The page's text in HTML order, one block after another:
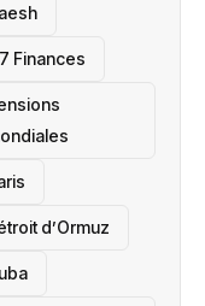
Finances
d’Ormuz